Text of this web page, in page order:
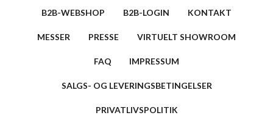
B2B-WEBSHOP B2B-LOGIN KONTAKT
MESSER PRESSE VIRTUELT SHOWROOM
FAQ IMPRESSUM
SALGS- OG LEVERINGSBETINGELSER
PRIVATLIVSPOLITIK